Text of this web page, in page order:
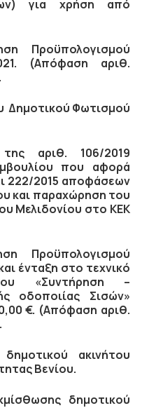
για χρήση από
Προϋπολογισμού
(Απόφαση αριθ.
Δημοτικού Φωτισμού
αριθ. 106/2019
που αφορά
222/2015 αποφάσεων
και παραχώρηση του
Μελιδονίου στο ΚΕΚ
Προϋπολογισμού
ένταξη στο τεχνικό
«Συντήρηση –
οδοποιίας Σισών»
€. (Απόφαση αριθ.
ακινήτου
Βενίου.
δημοτικού